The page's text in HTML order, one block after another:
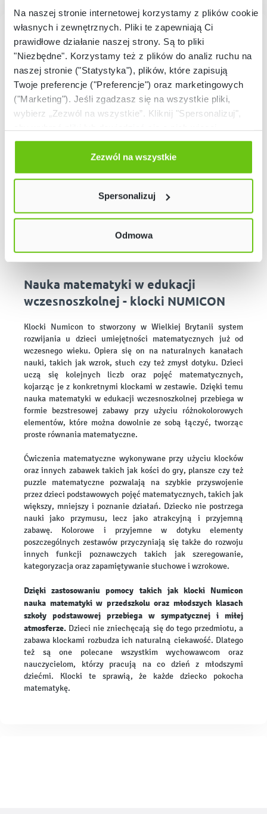
Na naszej stronie internetowej korzystamy z plików cookie:
własnych i zewnętrznych. Pliki te zapewniają Ci
prawidłowe działanie naszej strony. Są to pliki
"Niezbędne". Korzystamy też z plików do analiz ruchu na
naszej stronie ("Statystyka"), plików, które zapisują
Twoje preferencje ("Preferencje") oraz marketingowych
("Marketing"). Jeśli zgadzasz się na wszystkie pliki,
wybierz „Zezwól na wszystkie”. Kliknij "Spersonalizuj",
Odmów zgody poprzez przycisk „Odmowa”. Wtedy
użyjemy tylko plików niezbędnych dla naszej strony.
Twój wybór możesz zmienić przez kliknięcie przycisku w
Polityce prywatności
Zezwól na wszystkie
Spersonalizuj
Odmowa
Nauka matematyki w edukacji
wczesnoszkolnej - klocki NUMICON
Klocki Numicon to stworzony w Wielkiej Brytanii system
rozwijania u dzieci umiejętności matematycznych już od
wczesnego wieku. Opiera się on na naturalnych kanałach
nauki, takich jak wzrok, słuch czy też zmysł dotyku. Dzieci
uczą się kolejnych liczb oraz pojęć matematycznych,
kojarząc je z konkretnymi klockami w zestawie. Dzięki temu
nauka matematyki w edukacji wczesnoszkolnej przebiega w
formie bezstresowej zabawy przy użyciu różnokolorowych
elementów, które można dowolnie ze sobą łączyć, tworząc
proste równania matematyczne.
Ćwiczenia matematyczne wykonywane przy użyciu klocków
oraz innych zabawek takich jak kości do gry, plansze czy też
puzzle matematyczne pozwalają na szybkie przyswojenie
przez dzieci podstawowych pojęć matematycznych, takich jak
większy, mniejszy i poznanie działań. Dziecko nie postrzega
nauki jako przymusu, lecz jako atrakcyjną i przyjemną
zabawę. Kolorowe i przyjemne w dotyku elementy
poszczególnych zestawów przyczyniają się także do rozwoju
innych funkcji poznawczych takich jak szeregowanie,
kategoryzacja oraz zapamiętywanie słuchowe i wzrokowe.
Dzięki zastosowaniu pomocy takich jak klocki Numicon
nauka matematyki w przedszkolu oraz młodszych klasach
szkoły podstawowej przebiega w sympatycznej i miłej
atmosferze. Dzieci nie zniechęcają się do tego przedmiotu, a
zabawa klockami rozbudza ich naturalną ciekawość. Dlatego
też są one polecane wszystkim wychowawcom oraz
nauczycielom, którzy pracują na co dzień z młodszymi
dziećmi. Klocki te sprawią, że każde dziecko pokocha
matematykę.